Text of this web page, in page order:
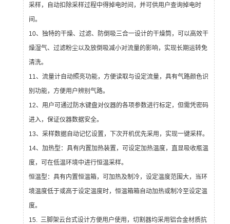
采样，自动扣除采样过程中得掉电时间，并可供用户查询掉电时
间。
10、独特的干燥、过滤、防倒吸三合一设计的干燥筒，可以高效干
燥湿气、过滤粉尘以及放倒吸减小对流量的影响，实现长期运转免
清洗。
11、流量计自动照亮功能，方便读取与设定流量，具有气路颜色识
别功能，方便用户辨别气路。
12、用户可通过防水键盘对仪器的各项参数进行标定，但需凭密码
进入，保证仪器数据安全。
13、采样数据自动记忆设置，下次开机优先采用，实现一键采样。
14、加热型：具有内置加热装置，可设定加热温度，直显吸收瓶温
度，可在低温环境中进行恒温采样。
恒温型：具有内置恒温箱，可加热及制冷，设定温度范围大，当环
境温度低于或高于设定温度时，恒温箱箱自动加热或制冷至设定温
度。
15. 三脚架云台式设计方便用户使用，切割器均采用铝合金材质抗